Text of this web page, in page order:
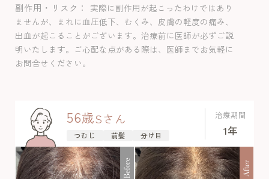
ら5-6cmの同じような長さの毛が跳ねて見
えるようになってきました。治療開始し
て一斉に発毛するので同じ長さが半年付
近で5-6cmの毛が見えるのが一つの発毛判
副作用・リスク
実際に副作用が起こったわけではあり
ませんが、まれに血圧低下、むくみ、皮膚の軽度の痛み、
出血が起こることがございます。治療前に医師が必ずご説
明いたします。ご心配な点がある際は、医師までお気軽に
お問合せください。
56歳Sさん
つむじ 前髪 分け目
治療期間
1年
Before After